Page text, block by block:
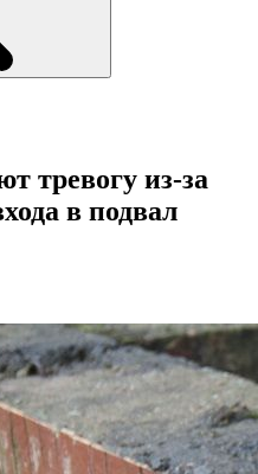
тревогу из-за
в подвал